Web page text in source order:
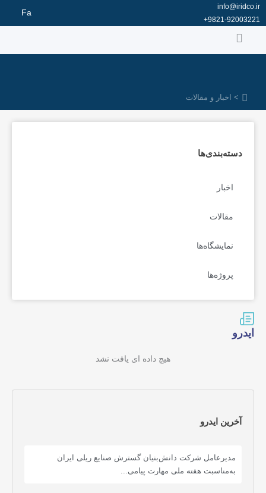
پرش
info@iridco.ir
9821-92003221+
Fa
> اخبار و مقالات
دسته‌بندی‌ها
اخبار
مقالات
نمایشگاه‌ها
پروژه‌ها
آخرین ایدرو
مدیرعامل شرکت دانش‌بنیان گسترش صنایع ریلی ایران
به‌مناسبت هفته ملی مهارت پیامی...
ایدرو
هیچ داده ای یافت نشد